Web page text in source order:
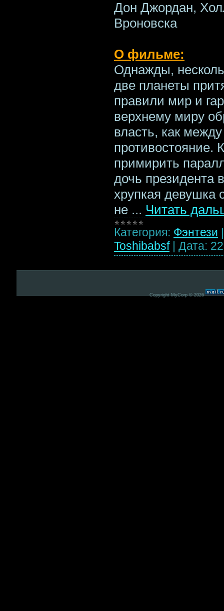
Дон Джордан,
Вроновска
О фильме:
Однажды,
две планеты
правили мир и
верхнему миру
власть, как
противостояние.
примирить
дочь президента
хрупкая девушка
не ... Читать
Категория: Фэнтези
Toshibabsf | Дата:
Copyright MyCorp © 2026